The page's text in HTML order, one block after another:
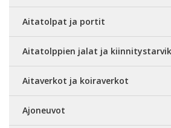
Aitatolpat ja portit
Aitatolppien jalat ja
Aitaverkot ja koiraverkot
Ajoneuvot